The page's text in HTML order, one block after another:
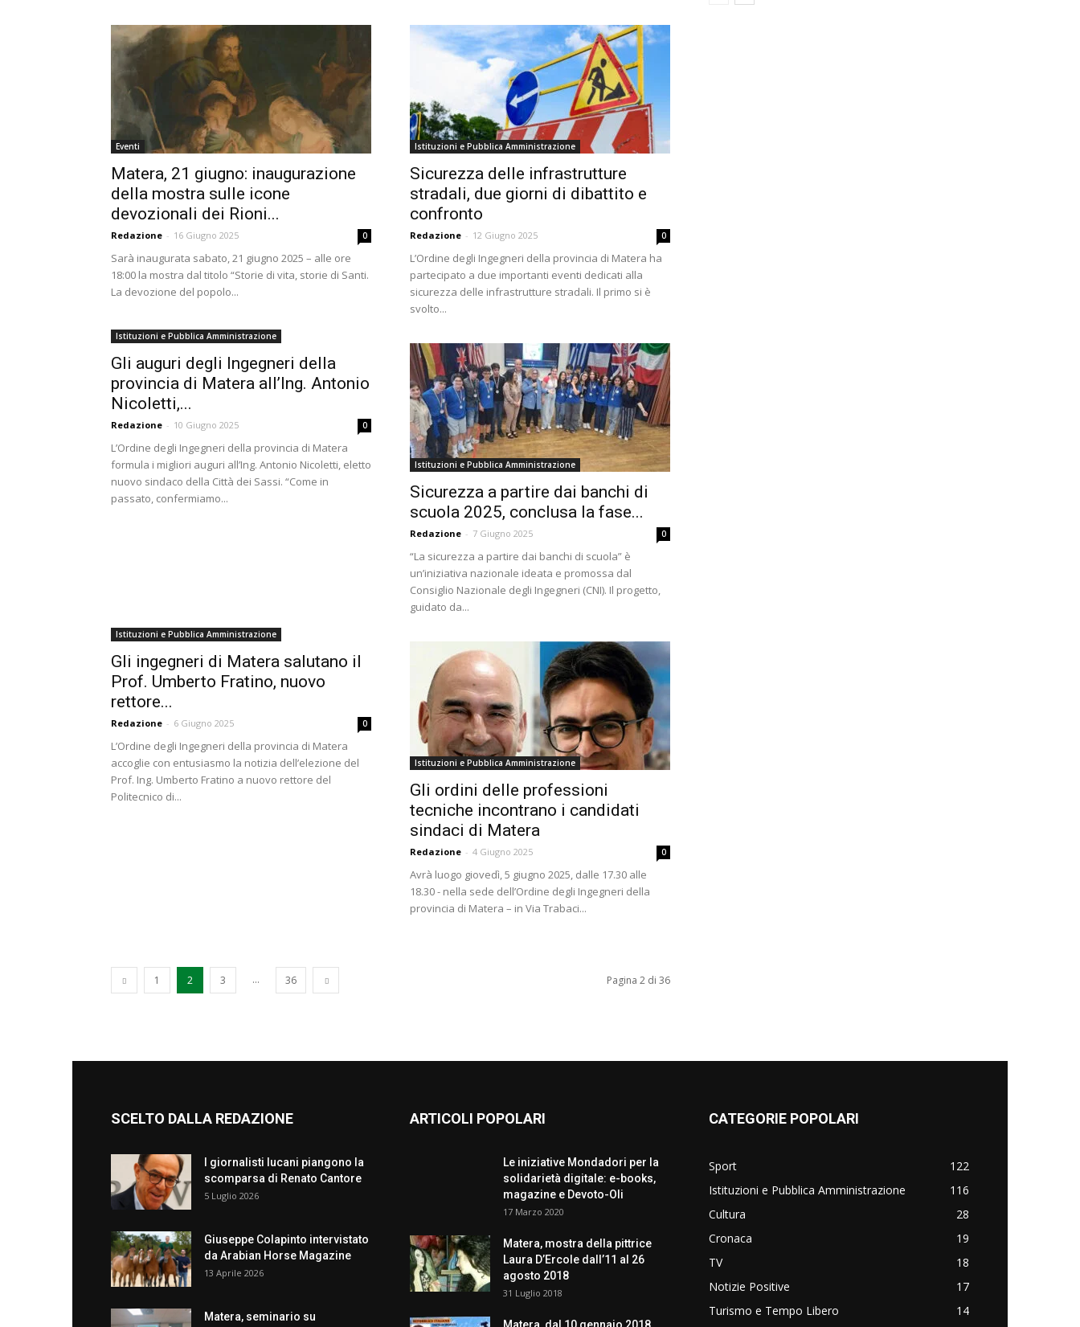
Eventi
Matera, 21 giugno: inaugurazione
della mostra sulle icone
devozionali dei Rioni...
Redazione - 16 Giugno 2025 0
Sarà inaugurata sabato, 21 giugno 2025 – alle ore
18:00 la mostra dal titolo “Storie di vita, storie di Santi.
La devozione del popolo...
Istituzioni e Pubblica Amministrazione
Sicurezza delle infrastrutture
stradali, due giorni di dibattito e
confronto
Redazione - 12 Giugno 2025 0
L’Ordine degli Ingegneri della provincia di Matera ha
partecipato a due importanti eventi dedicati alla
sicurezza delle infrastrutture stradali. Il primo si è
svolto...
Istituzioni e Pubblica Amministrazione
Gli auguri degli Ingegneri della
provincia di Matera all’Ing. Antonio
Nicoletti,...
Redazione - 10 Giugno 2025 0
L’Ordine degli Ingegneri della provincia di Matera
formula i migliori auguri all’Ing. Antonio Nicoletti, eletto
nuovo sindaco della Città dei Sassi. “Come in
passato, confermiamo...
Istituzioni e Pubblica Amministrazione
Sicurezza a partire dai banchi di
scuola 2025, conclusa la fase...
Redazione - 7 Giugno 2025 0
“La sicurezza a partire dai banchi di scuola” è
un’iniziativa nazionale ideata e promossa dal
Consiglio Nazionale degli Ingegneri (CNI). Il progetto,
guidato da...
Istituzioni e Pubblica Amministrazione
Gli ingegneri di Matera salutano il
Prof. Umberto Fratino, nuovo
rettore...
Redazione - 6 Giugno 2025 0
L’Ordine degli Ingegneri della provincia di Matera
accoglie con entusiasmo la notizia dell’elezione del
Prof. Ing. Umberto Fratino a nuovo rettore del
Politecnico di...
Istituzioni e Pubblica Amministrazione
Gli ordini delle professioni
tecniche incontrano i candidati
sindaci di Matera
Redazione - 4 Giugno 2025 0
Avrà luogo giovedì, 5 giugno 2025, dalle 17.30 alle
18.30 - nella sede dell’Ordine degli Ingegneri della
provincia di Matera – in Via Trabaci...
1 2 3 ... 36 Pagina 2 di 36
SCELTO DALLA REDAZIONE
I giornalisti lucani piangono la
scomparsa di Renato Cantore
5 Luglio 2026
Giuseppe Colapinto intervistato
da Arabian Horse Magazine
13 Aprile 2026
Matera, seminario su
ARTICOLI POPOLARI
Le iniziative Mondadori per la
solidarietà digitale: e-books,
magazine e Devoto-Oli
17 Marzo 2020
Matera, mostra della pittrice
Laura D’Ercole dall’11 al 26
agosto 2018
31 Luglio 2018
CATEGORIE POPOLARI
Sport
122
Istituzioni e Pubblica Amministrazione
116
Cultura
28
Cronaca
19
TV
18
Notizie Positive
17
Turismo e Tempo Libero
14